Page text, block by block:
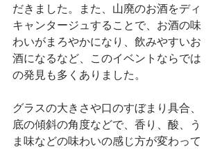
だきました。また、山廃のお酒をディ
キャンタージュすることで、お酒の味
わいがまろやかになり、飲みやすいお
酒になるなど、このイベントならでは
の発見も多くありました。
グラスの大きさや口のすぼまり具合、
底の傾斜の角度などで、香り、酸、う
ま味などの味わいの感じ方が変わって